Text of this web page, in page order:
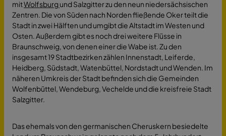
mitWolfsburgund Salzgitter zu den neun niedersächsischen
Zentren. Die von Süden nach Norden fließende Oker teilt die
Stadt in zwei Hälften und umgibt die Altstadt im Westen und
Osten. Außerdem gibt es noch drei weitere Flüsse in
Braunschweig, von denen einer die Wabe ist. Zu den
insgesamt 19 Stadtbezirken zählen Innenstadt, Leiferde,
Heidberg, Südstadt, Watenbüttel, Nordstadt und Wenden. Im
näheren Umkreis der Stadt befinden sich die Gemeinden
Wolfenbüttel, Wendeburg, Vechelde und die kreisfreie Stadt
Salzgitter.
Das ehemals von den germanischen Cheruskern besiedelte